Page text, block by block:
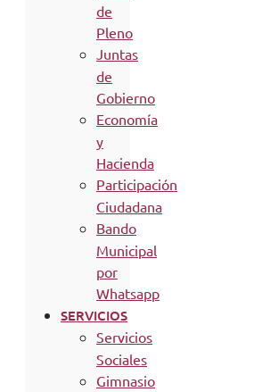
de
Pleno
Juntas
de
Gobierno
Economía
y
Hacienda
Participación
Ciudadana
Bando
Municipal
por
Whatsapp
SERVICIOS
Servicios
Sociales
Gimnasio